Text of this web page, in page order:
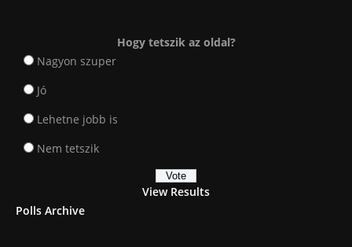
Hogy tetszik az oldal?
Nagyon szuper
Jó
Lehetne jobb is
Nem tetszik
View Results
Polls Archive